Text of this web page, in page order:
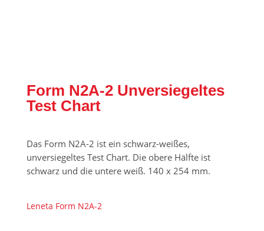
Form N2A-2 Unversiegeltes
Test Chart
Das Form N2A-2 ist ein schwarz-weißes,
unversiegeltes Test Chart. Die obere Hälfte ist
schwarz und die untere weiß. 140 x 254 mm.
Leneta Form N2A-2